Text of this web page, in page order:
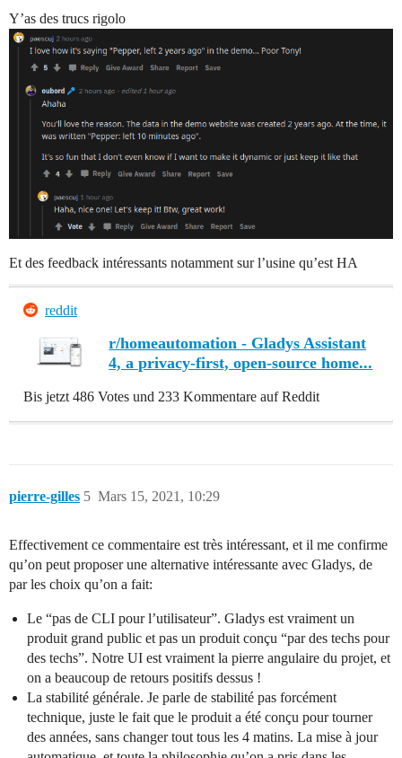
Y’as des trucs rigolo
Et des feedback intéressants notamment sur l’usine qu’est HA
reddit
r/homeautomation - Gladys Assistant
4, a privacy-first, open-source home...
Bis jetzt 486 Votes und 233 Kommentare auf Reddit
pierre-gilles Mars 15, 2021, 10:29
5
Effectivement ce commentaire est très intéressant, et il me confirme
qu’on peut proposer une alternative intéressante avec Gladys, de
par les choix qu’on a fait:
Le “pas de CLI pour l’utilisateur”. Gladys est vraiment un
produit grand public et pas un produit conçu “par des techs pour
des techs”. Notre UI est vraiment la pierre angulaire du projet, et
on a beaucoup de retours positifs dessus !
La stabilité générale. Je parle de stabilité pas forcément
technique, juste le fait que le produit a été conçu pour tourner
des années, sans changer tout tous les 4 matins. La mise à jour